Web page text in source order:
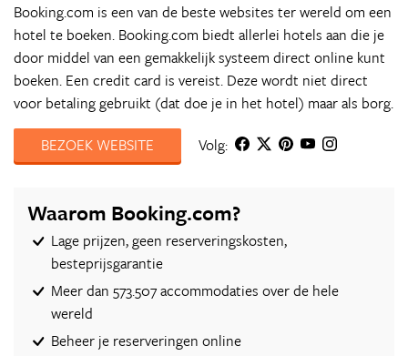
Booking.com is een van de beste websites ter wereld om een
hotel te boeken. Booking.com biedt allerlei hotels aan die je
door middel van een gemakkelijk systeem direct online kunt
boeken. Een credit card is vereist. Deze wordt niet direct
voor betaling gebruikt (dat doe je in het hotel) maar als borg.
BEZOEK WEBSITE
Volg:
Waarom Booking.com?
Lage prijzen, geen reserveringskosten,
besteprijsgarantie
Meer dan 573.507 accommodaties over de hele
wereld
Beheer je reserveringen online